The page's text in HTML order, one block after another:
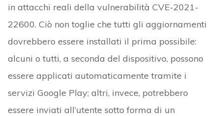
in attacchi reali della vulnerabilità CVE-2021-
22600. Ciò non toglie che tutti gli aggiornamenti
dovrebbero essere installati il prima possibile:
alcuni o tutti, a seconda del dispositivo, possono
essere applicati automaticamente tramite i
servizi Google Play; altri, invece, potrebbero
essere inviati all’utente sotto forma di un